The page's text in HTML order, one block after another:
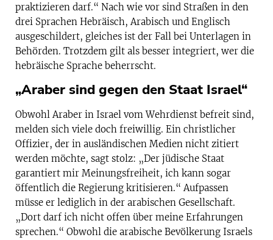
praktizieren darf.“ Nach wie vor sind Straßen in den
drei Sprachen Hebräisch, Arabisch und Englisch
ausgeschildert, gleiches ist der Fall bei Unterlagen in
Behörden. Trotzdem gilt als besser integriert, wer die
hebräische Sprache beherrscht.
„Araber sind gegen den Staat Israel“
Obwohl Araber in Israel vom Wehrdienst befreit sind,
melden sich viele doch freiwillig. Ein christlicher
Offizier, der in ausländischen Medien nicht zitiert
werden möchte, sagt stolz: „Der jüdische Staat
garantiert mir Meinungsfreiheit, ich kann sogar
öffentlich die Regierung kritisieren.“ Aufpassen
müsse er lediglich in der arabischen Gesellschaft.
„Dort darf ich nicht offen über meine Erfahrungen
sprechen.“ Obwohl die arabische Bevölkerung Israels